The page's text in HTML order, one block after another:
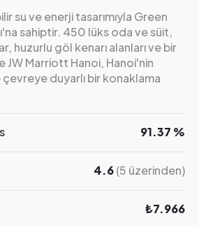
su ve enerji tasarımıyla Green
sahiptir. 450 lüks oda ve süit,
huzurlu göl kenarı alanları ve bir
JW Marriott Hanoi, Hanoi'nin
duyarlı bir konaklama
91.37 %
4.6(5 üzerinden)
₺7.966